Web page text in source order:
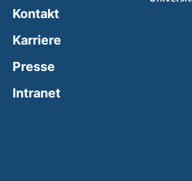
Kontakt
Karriere
Presse
Intranet(external link, opens